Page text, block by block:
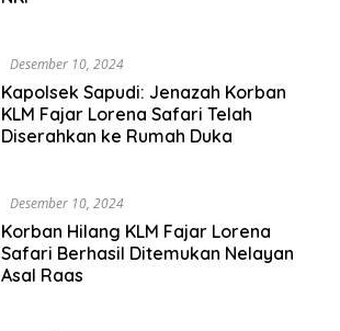
Desember 10, 2024
Kapolsek Sapudi: Jenazah Korban
KLM Fajar Lorena Safari Telah
Diserahkan ke Rumah Duka
Desember 10, 2024
Korban Hilang KLM Fajar Lorena
Safari Berhasil Ditemukan Nelayan
Asal Raas